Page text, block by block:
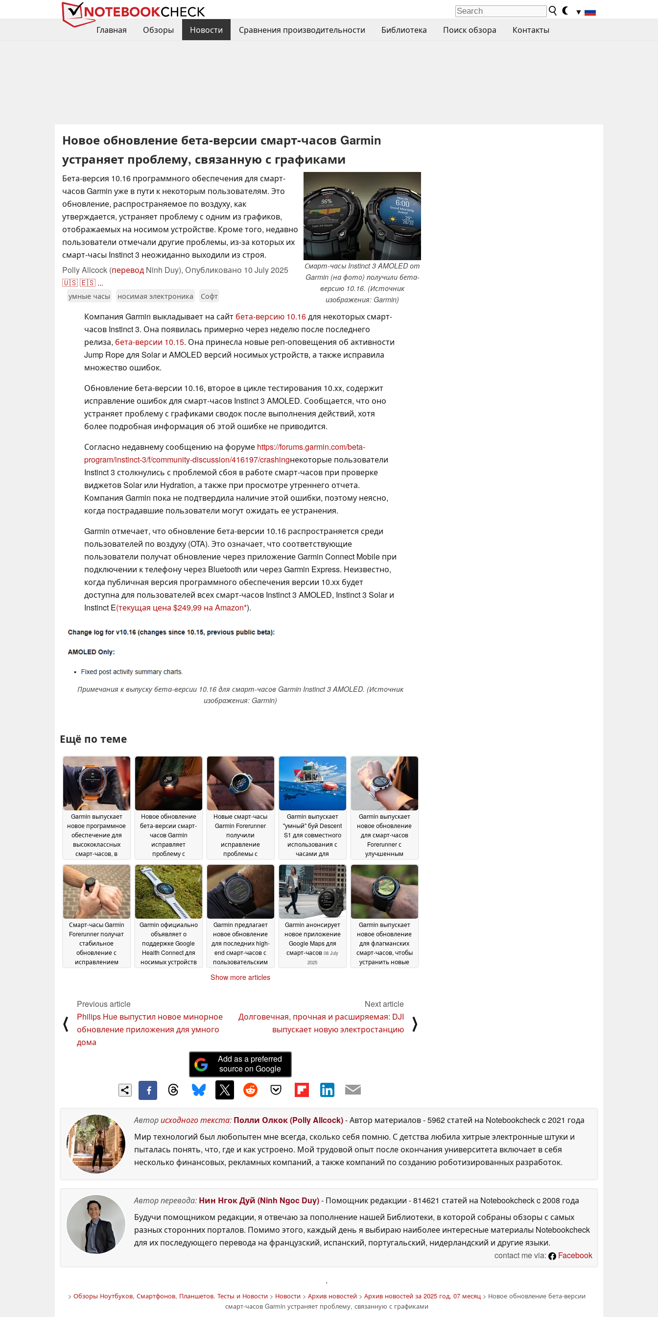
▼
Главная
Обзоры Новости Сравнения производительности Библиотека Поиск обзора Контакты
Новое обновление бета-версии смарт-часов Garmin
устраняет проблему, связанную с графиками
Смарт-часы Instinct 3 AMOLED от
Garmin (на фото) получили бета-
версию 10.16. (Источник
изображения: Garmin)
Бета-версия 10.16 программного обеспечения для смарт-
часов Garmin уже в пути к некоторым пользователям. Это
обновление, распространяемое по воздуху, как
утверждается, устраняет проблему с одним из графиков,
отображаемых на носимом устройстве. Кроме того, недавно
пользователи отмечали другие проблемы, из-за которых их
смарт-часы Instinct 3 неожиданно выходили из строя.
Polly Allcock (перевод Ninh Duy), Опубликовано 10 July 2025
🇺🇸🇪🇸 ...
умные часы носимая электроника Софт
Компания Garmin выкладывает на сайт бета-версию 10.16для некоторых смарт-
часов Instinct 3. Она появилась примерно через неделю после последнего
релиза, бета-версии 10.15. Она принесла новые реп-оповещения об активности
Jump Rope для Solar и AMOLED версий носимых устройств, а также исправила
множество ошибок.
Обновление бета-версии 10.16, второе в цикле тестирования 10.xx, содержит
исправление ошибок для смарт-часов Instinct 3 AMOLED. Сообщается, что оно
устраняет проблему с графиками сводок после выполнения действий, хотя
более подробная информация об этой ошибке не приводится.
Согласно недавнему сообщению на форуме https://forums.garmin.com/beta-
program/instinct-3/f/community-discussion/416197/crashingнекоторые пользователи
Instinct 3 столкнулись с проблемой сбоя в работе смарт-часов при проверке
виджетов Solar или Hydration, а также при просмотре утреннего отчета.
Компания Garmin пока не подтвердила наличие этой ошибки, поэтому неясно,
когда пострадавшие пользователи могут ожидать ее устранения.
Garmin отмечает, что обновление бета-версии 10.16 распространяется среди
пользователей по воздуху (OTA). Это означает, что соответствующие
пользователи получат обновление через приложение Garmin Connect Mobile при
подключении к телефону через Bluetooth или через Garmin Express. Неизвестно,
когда публичная версия программного обеспечения версии 10.xx будет
доступна для пользователей всех смарт-часов Instinct 3 AMOLED, Instinct 3 Solar и
Instinct E(текущая цена $249,99 на Amazon ).
Примечания к выпуску бета-версии 10.16 для смарт-часов Garmin Instinct 3 AMOLED. (Источник
изображения: Garmin)
Ещё по теме
Garmin выпускает
новое программное
обеспечение для
высококлассных
смарт-часов, в
планируется
крупное обновление
18 July 2025
Новое обновление
бета-версии смарт-
часов Garmin
исправляет
проблему с
17 July 2025
Новые смарт-часы
Garmin Forerunner
получили
исправление
проблемы с
прикосновением
July 2025
Garmin выпускает
"умный" буй Descent
S1 для совместного
использования с
часами для
связи с дайверами15
July 2025
Garmin выпускает
новое обновление
для смарт-часов
Forerunner с
улучшенным
11 July
Смарт-часы Garmin
Forerunner получат
стабильное
обновление с
исправлением
Garmin официально
объявляет о
поддержке Google
Health Connect для
носимых устройств
Garmin предлагает
новое обновление
для последних high-
end смарт-часов с
пользовательским
фокусировки и
Garmin анонсирует
новое приложение
Google Maps для
смарт-часов 08 July
2025
Garmin выпускает
новое обновление
для флагманских
смарт-часов, чтобы
устранить новые
Show more articles
⟨
Previous article
Philips Hue выпустил новое минорное
обновление приложения для умного
дома
Next article
Долговечная, прочная и расширяемая: DJI
выпускает новую электростанцию
⟩
Add as a preferred
source on Google
Авторисходного текста: Полли Олкок (Polly Allcock)- Автор материалов- 5962 статей на Notebookcheckc 2021 года
Мир технологий был любопытен мне всегда, сколько себя помню. С детства любила хитрые электронные штуки и
пыталась понять, что, где и как устроено. Мой трудовой опыт после окончания университета включает в себя
несколько финансовых, рекламных компаний, а также компаний по созданию роботизированных разработок.
Автор перевода: Нин Нгок Дуй (Ninh Ngoc Duy)- Помощник редакции - 814621 статей на Notebookcheckc 2008 года
Будучи помощником редакции, я отвечаю за пополнение нашей Библиотеки, в которой собраны обзоры с самых
разных сторонних порталов. Помимо этого, каждый день я выбираю наиболее интересные материалы Notebookcheck
для их последующего перевода на французский, испанский, португальский, нидерландский и другие языки.
contact me via:
Facebook
'
> Обзоры Ноутбуков, Смартфонов, Планшетов. Тесты и Новости> Новости> Архив новостей> Архив новостей за 2025 год, 07 месяц > Новое обновление бета-версии
смарт-часов Garmin устраняет проблему, связанную с графиками